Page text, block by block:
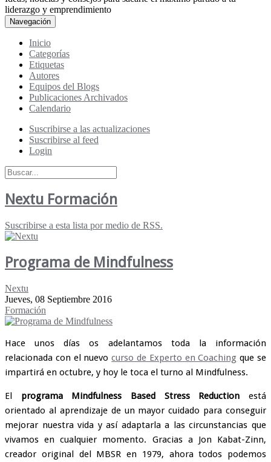
liderazgo y emprendimiento
Navegación
Inicio
Categorías
Etiquetas
Autores
Equipos del Blogs
Publicaciones Archivados
Calendario
Suscribirse a las actualizaciones
Suscribirse al feed
Login
Nextu Formación
Suscribirse a esta lista por medio de RSS.
Programa de Mindfulness
Nextu
Jueves, 08 Septiembre 2016
Formación
Hace unos días os adelantamos toda la información
relacionada con el nuevocurso de Experto en Coaching que se
impartirá en octubre, y hoy le toca el turno al Mindfulness.
El programa Mindfulness Based Stress Reduction está
orientado al aprendizaje de un mayor cuidado para conseguir
mejorar nuestra vida y así adaptarla a las circunstancias que
vivamos en cualquier momento. Gracias a Jon Kabat-Zinn,
creador original del MBSR en 1979, ahora todos podemos